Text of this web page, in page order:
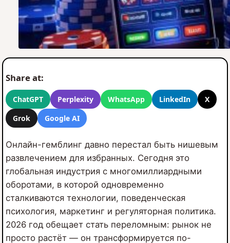
Share at:
ChatGPT Perplexity WhatsApp LinkedIn
X
Grok
Google AI
Онлайн-гемблинг давно перестал быть нишевым
развлечением для избранных. Сегодня это
глобальная индустрия с многомиллиардными
оборотами, в которой одновременно
сталкиваются технологии, поведенческая
психология, маркетинг и регуляторная политика.
2026 год обещает стать переломным: рынок не
просто растёт — он трансформируется по-